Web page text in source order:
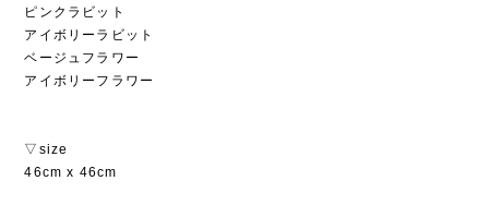
ピンクラビット
アイボリーラビット
ベージュフラワー
アイボリーフラワー
▽size
46cm x 46cm